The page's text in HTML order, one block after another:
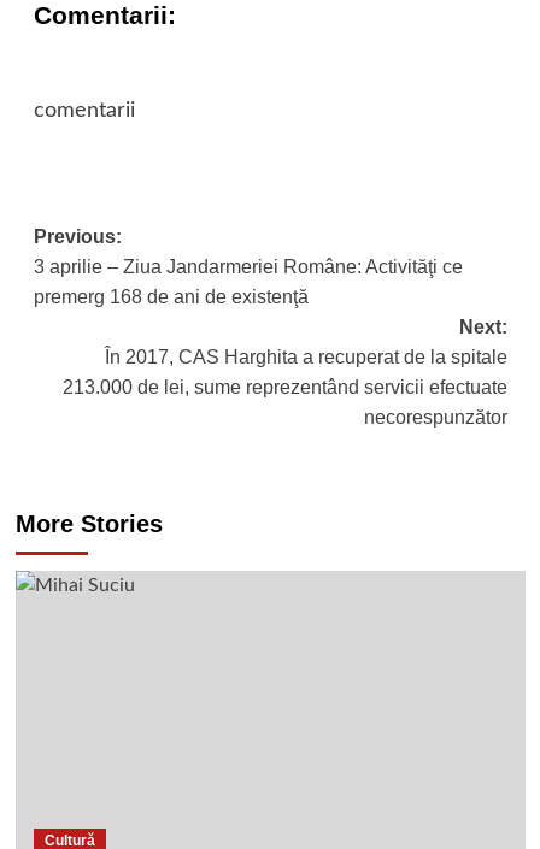
Comentarii:
comentarii
Post
navigation
Previous:
3 aprilie – Ziua Jandarmeriei Române: Activităţi ce
premerg 168 de ani de existenţă
Next:
În 2017, CAS Harghita a recuperat de la spitale
213.000 de lei, sume reprezentând servicii efectuate
necorespunzător
More Stories
Cultură